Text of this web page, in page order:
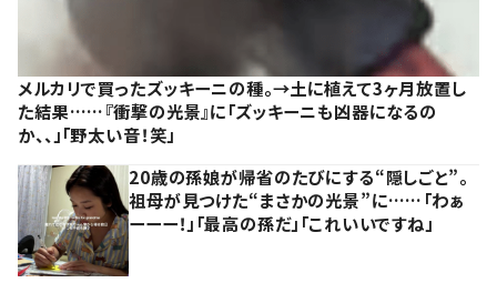
メルカリで買ったズッキーニの種。→土に植えて3ヶ月放置し
た結果……『衝撃の光景』に「ズッキーニも凶器になるの
か、、」「野太い音！笑」
20歳の孫娘が帰省のたびにする“隠しごと”。
祖母が見つけた“まさかの光景”に……「わぁ
ーーー！」「最高の孫だ」「これいいですね」